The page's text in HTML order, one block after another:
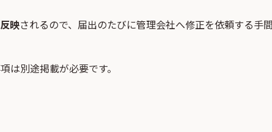
映されるので、届出のたびに管理会社へ修正を依頼する手
別途掲載が必要です。